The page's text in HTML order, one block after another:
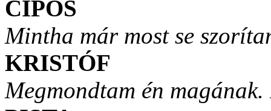
CIPŐS
Mintha már most se
KRISTÓF
Megmondtam én